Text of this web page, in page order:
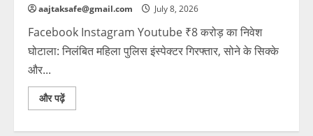
aajtaksafe@gmail.com July 8, 2026
Facebook Instagram Youtube ₹8 करोड़ का निवेश
घोटाला: निलंबित महिला पुलिस इंस्पेक्टर गिरफ्तार, सोने के सिक्के
और...
और पढ़ें